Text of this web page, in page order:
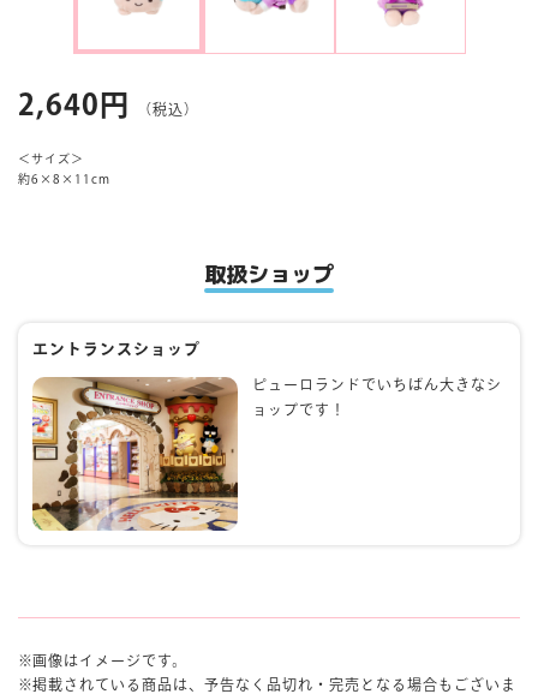
2,640円 （税込）
＜サイズ＞
約6×8×11cm
取扱ショップ
エントランスショップ
ピューロランドでいちばん大きなシ
ョップです！
画像はイメージです。
掲載されている商品は、予告なく品切れ・完売となる場合もございま